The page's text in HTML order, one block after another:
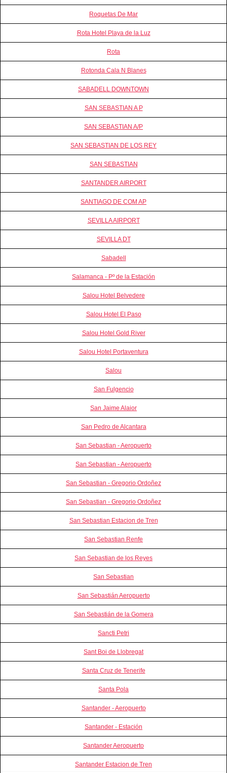
Roquetas De Mar
Rota Hotel Playa de la Luz
Rota
Rotonda Cala N Blanes
SABADELL DOWNTOWN
SAN SEBASTIAN A P
SAN SEBASTIAN A/P
SAN SEBASTIAN DE LOS REY
SAN SEBASTIAN
SANTANDER AIRPORT
SANTIAGO DE COM AP
SEVILLA AIRPORT
SEVILLA DT
Sabadell
Salamanca - Pº de la Estación
Salou Hotel Belvedere
Salou Hotel El Paso
Salou Hotel Gold River
Salou Hotel Portaventura
Salou
San Fulgencio
San Jaime Alaior
San Pedro de Alcantara
San Sebastian - Aeropuerto
San Sebastian - Aeropuerto
San Sebastian - Gregorio Ordoñez
San Sebastian - Gregorio Ordoñez
San Sebastian Estacion de Tren
San Sebastian Renfe
San Sebastian de los Reyes
San Sebastian
San Sebastián Aeropuerto
San Sebastián de la Gomera
Sancti Petri
Sant Boi de Llobregat
Santa Cruz de Tenerife
Santa Pola
Santander - Aeropuerto
Santander - Estación
Santander Aeropuerto
Santander Estacion de Tren